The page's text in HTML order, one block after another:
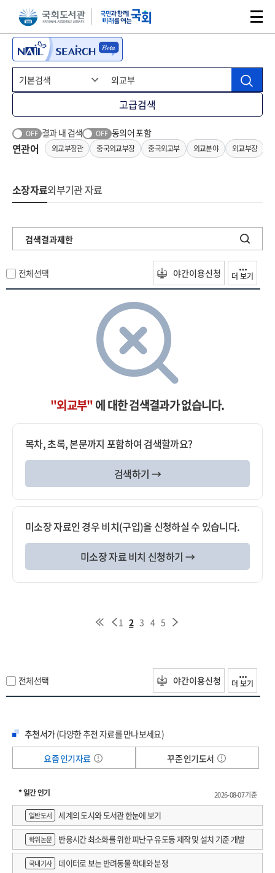
본문 바로가기주메뉴 바로가기
고급검색
OFF 결과 내 검색 OFF 동의어 포함
연관어 외교부장관 중국외교부장 중국외교부 외교분야 외교부장
소장자료외부기관 자료
검색결과제한
전체선택 야간이용신청 더 보기
"외교부"에 대한 검색결과가 없습니다.
목차, 초록, 본문까지 포함하여 검색할까요?
검색하기 →
미소장 자료인 경우 비치(구입)을 신청하실 수 있습니다.
미소장 자료 비치 신청하기 →
1 2 3 4 5
전체선택 야간이용신청 더 보기
추천서가(다양한 추천 자료를 만나보세요)
요즘 인기자료
꾸준 인기도서
* 일간 인기
2026-08-07 기준
일반도서
세계의 도시와 도서관 한눈에 보기
학위논문 반응시간 최소화를 위한 피난구 유도등 제작 및 설치 기준 개발
국내기사 데이터로 보는 반려동물 학대와 분쟁